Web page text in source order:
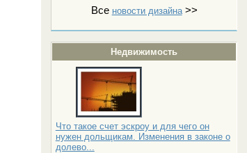
Все новости дизайна>>
Недвижимость
Что такое счет эскроу и для чего он
нужен дольщикам. Изменения в законе о
долево...